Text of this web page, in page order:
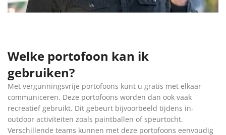
Welke portofoon kan ik
gebruiken?
Met vergunningsvrije portofoons kunt u gratis met elkaar
communiceren. Deze portofoons worden dan ook vaak
recreatief gebruikt. Dit gebeurt bijvoorbeeld tijdens in-
outdoor activiteiten zoals paintballen of speurtocht.
Verschillende teams kunnen met deze portofoons eenvoudig